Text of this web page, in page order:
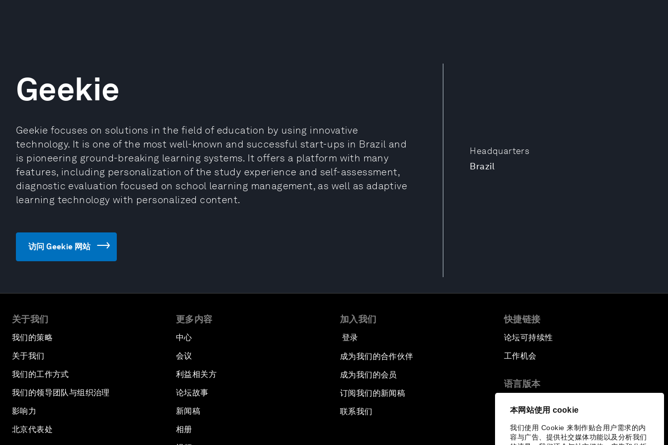
本网站使用 cookie
我们使用 Cookie 来制作贴合用户需求的内
容与广告、提供社交媒体功能以及分析我们
Headquarters
Brazil
Geekie
Geekie focuses on solutions in the field of education by using innovative
technology. It is one of the most well-known and successful start-ups in Brazil and
is pioneering ground-breaking learning systems. It offers a platform with many
features, including personalization of the study experience and self-assessment,
diagnostic evaluation focused on school learning management, as well as adaptive
learning technology with personalized content.
访问 Geekie 网站
关于我们
我们的策略
关于我们
我们的工作方式
我们的领导团队与组织治理
影响力
北京代表处
更多内容
中心
会议
利益相关方
论坛故事
新闻稿
相册
加入我们
登录
成为我们的合作伙伴
成为我们的会员
订阅我们的新闻稿
联系我们
快捷链接
论坛可持续性
工作机会
语言版本